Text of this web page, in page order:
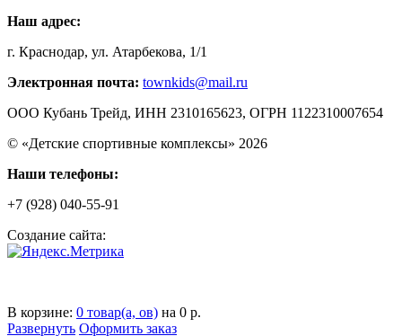
Наш адрес:
г. Краснодар, ул. Атарбекова, 1/1
Электронная почта: townkids@mail.ru
ООО Кубань Трейд, ИНН 2310165623, ОГРН 1122310007654
© «Детские спортивные комплексы» 2026
Наши телефоны:
+7 (928) 040-55-91
Создание сайта:
В корзине: 0 товар(а, ов) на 0 р.
Развернуть Оформить заказ